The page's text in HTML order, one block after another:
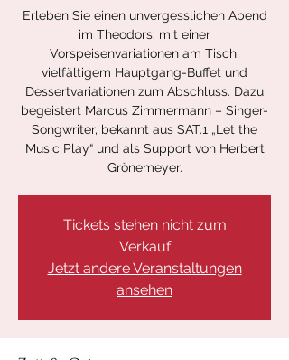
Erleben Sie einen unvergesslichen Abend
im Theodors: mit einer
Vorspeisenvariationen am Tisch,
vielfältigem Hauptgang-Buffet und
Dessertvariationen zum Abschluss. Dazu
begeistert Marcus Zimmermann – Singer-
Songwriter, bekannt aus SAT.1 „Let the
Music Play“ und als Support von Herbert
Grönemeyer.
Tickets stehen nicht zum
Verkauf
Jetzt andere Veranstaltungen
ansehen